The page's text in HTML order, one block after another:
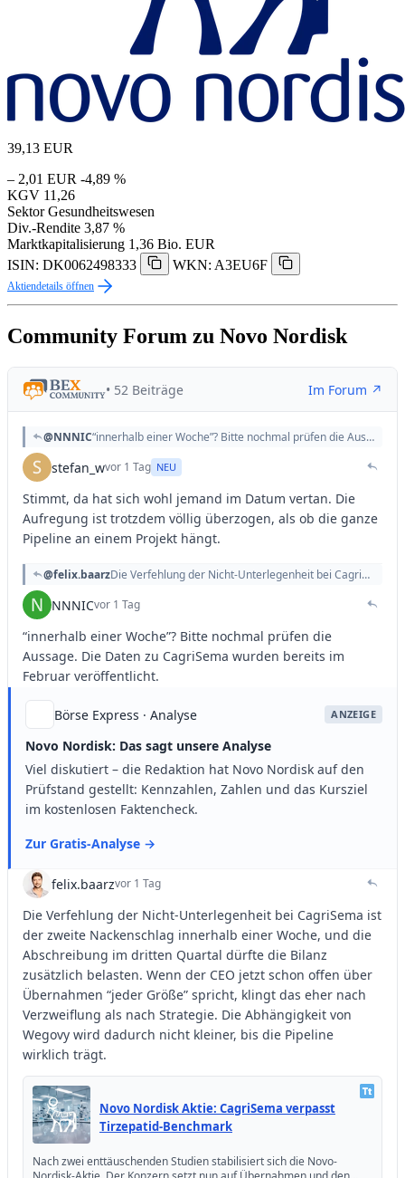
39,13 EUR
– 2,01 EUR -4,89 %
KGV 11,26
Sektor Gesundheitswesen
Div.-Rendite 3,87 %
Marktkapitalisierung 1,36 Bio. EUR
ISIN: DK0062498333
WKN: A3EU6F
Aktiendetails öffnen
Community Forum zu Novo Nordisk